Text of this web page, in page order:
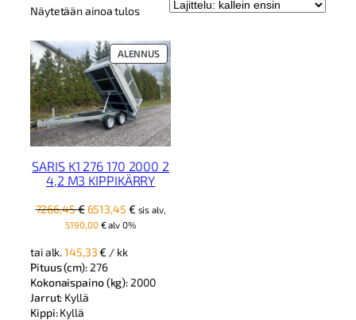
Näytetään ainoa tulos
ALENNUSTUOTE
ALENNUKSESSA
SARIS K1 276 170 2000 2
4,2 M3 KIPPIKÄRRY
7266,45€ Alkuperäinen
hinta
7266,45 €.
6513,45 €Nykyinen
hinta
sis alv,
5190,00 €alv 0%
tai alk.145,33€ / kk
Pituus (cm): 276
Kokonaispaino (kg): 2000
Jarrut: Kyllä
Kippi:Kyllä